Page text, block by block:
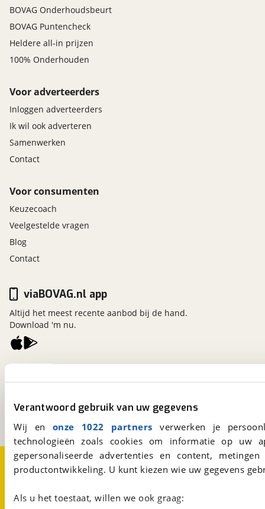
Verantwoord gebruik van uw gegevens
Wij en onze 1022 partners verwerken je
technologieën zoals cookies om informatie op
gepersonaliseerde advertenties en content,
productontwikkeling. U kunt kiezen wie uw gegevens
Als u het toestaat, willen we ook graag:
BOVAG Onderhoudsbeurt
BOVAG Puntencheck
Heldere all-in prijzen
100% Onderhouden
Voor adverteerders
Inloggen adverteerders
Ik wil ook adverteren
Samenwerken
Contact
Voor consumenten
Keuzecoach
Veelgestelde vragen
Blog
Contact
Een initiatief van
viaBOVAG.nl app
Altijd het meest recente aanbod bij de hand.
Download 'm nu.
Over viaBOVAG.nlDisclaimer- en Privacyverklaring
CookievoorkeurenVacatures